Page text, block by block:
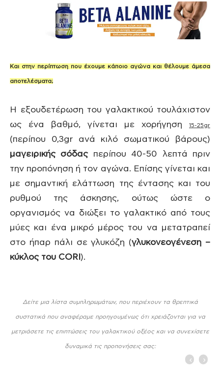
Και στην περίπτωση που έχουμε κάποιο αγώνα και θέλουμε άμεσα
αποτελέσματα;
Η εξουδετέρωση του γαλακτικού τουλάχιστον
ως ένα βαθμό, γίνεται με χορήγηση
15-25gr
(περίπου 0,3gr ανά κιλό σωματικού βάρους)
μαγειρικής σόδαςπερίπου 40-50 λεπτά πριν
την προπόνηση ή τον αγώνα. Επίσης γίνεται και
με σημαντική ελάττωση της έντασης και του
ρυθμού της άσκησης, ούτως ώστε ο
οργανισμός να διώξει το γαλακτικό από τους
μύες και ένα μικρό μέρος του να μετατραπεί
στο ήπαρ πάλι σε γλυκόζη (γλυκονεογένεση –
κύκλος του CORI ).
Δείτε μια λίστα συμπληρωμάτων, που περιέχουν τα θρεπτικά
συστατικά που αναφέραμε προηγουμένως ότι χρειάζονται για να
μετριάσετε τις επιπτώσεις του γαλακτικού οξέος και να συνεχίσετε
δυναμικά τις προπονήσεις σας: